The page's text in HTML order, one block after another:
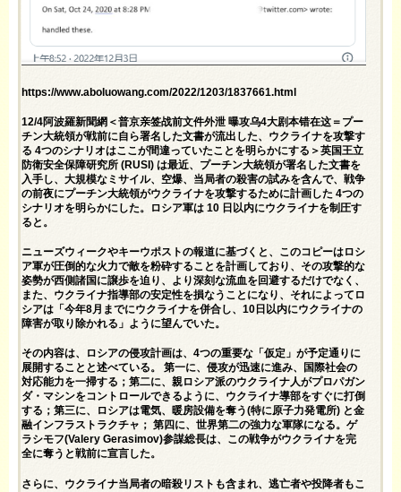
https://www.aboluowang.com/2022/1203/1837661.html
12/4阿波羅新聞網＜普京亲签战前文件外泄 曝攻乌4大剧本错在这＝プー
チン大統領が戦前に自ら署名した文書が流出した、ウクライナを攻撃す
る 4つのシナリオはここが間違っていたことを明らかにする＞英国王立
防衛安全保障研究所 (RUSI) は最近、プーチン大統領が署名した文書を
入手し、大規模なミサイル、空爆、当局者の殺害の試みを含んで、戦争
の前夜にプーチン大統領がウクライナを攻撃するために計画した 4つの
シナリオを明らかにした。ロシア軍は 10 日以内にウクライナを制圧す
ると。
ニューズウィークやキーウポストの報道に基づくと、このコピーはロシ
ア軍が圧倒的な火力で敵を粉砕することを計画しており、その攻撃的な
姿勢が西側諸国に譲歩を迫り、より深刻な流血を回避するだけでなく、
また、ウクライナ指導部の安定性を損なうことになり、それによってロ
シアは「今年8月までにウクライナを併合し、10日以内にウクライナの
障害が取り除かれる」ように望んでいた。
その内容は、ロシアの侵攻計画は、4つの重要な「仮定」が予定通りに
展開することと述べている。 第一に、侵攻が迅速に進み、国際社会の
対応能力を一掃する；第二に、親ロシア派のウクライナ人がプロパガン
ダ・マシンをコントロールできるように、ウクライナ導部をすぐに打倒
する；第三に、ロシアは電気、暖房設備を奪う(特に原子力発電所) と金
融インフラストラクチャ； 第四に、世界第二の強力な軍隊になる。ゲ
ラシモフ(Valery Gerasimov)参謀総長は、この戦争がウクライナを完
全に奪うと戦前に宣言した。
さらに、ウクライナ当局者の暗殺リストも含まれ、逃亡者や投降者もこ